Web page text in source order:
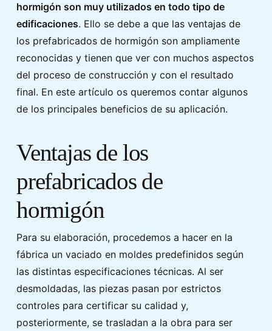
hormigón son muy utilizados en todo tipo de
edificaciones. Ello se debe a que las ventajas de
los prefabricados de hormigón son ampliamente
reconocidas y tienen que ver con muchos aspectos
del proceso de construcción y con el resultado
final. En este artículo os queremos contar algunos
de los principales beneficios de su aplicación.
Ventajas de los
prefabricados de
hormigón
Para su elaboración, procedemos a hacer en la
fábrica un vaciado en moldes predefinidos según
las distintas especificaciones técnicas. Al ser
desmoldadas, las piezas pasan por estrictos
controles para certificar su calidad y,
posteriormente, se trasladan a la obra para ser